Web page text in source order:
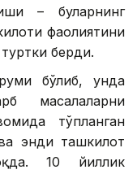
– буларнинг
фаолиятини
берди.
бўлиб, унда
масалаларни
тўпланган
энди ташкилот
10 йиллик